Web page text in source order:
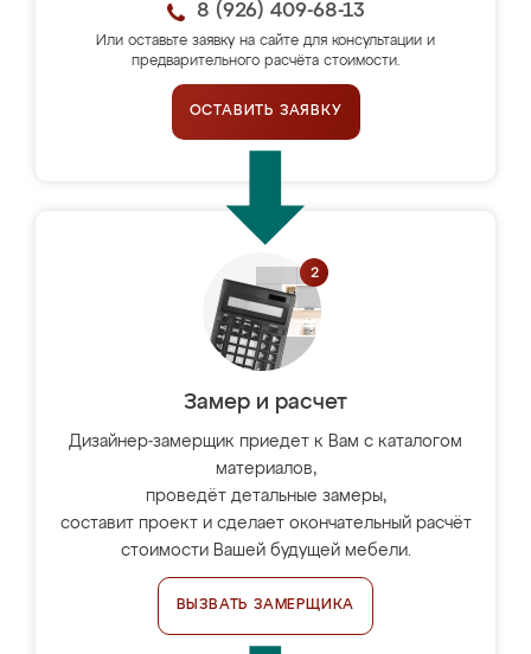
8 (926) 409-68-13
Или оставьте заявку на сайте для консультации и
предварительного расчёта стоимости.
ОСТАВИТЬ ЗАЯВКУ
Замер и расчет
Дизайнер-замерщик приедет к Вам с каталогом
материалов,
проведёт детальные замеры,
составит проект и сделает окончательный расчёт
стоимости Вашей будущей мебели.
ВЫЗВАТЬ ЗАМЕРЩИКА